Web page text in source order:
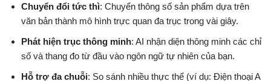
Chuyển đổi tức thì: Chuyển thông số sản phẩm dựa trên
văn bản thành mô hình trực quan đa trục trong vài giây.
Phát hiện trục thông minh: AI nhận diện thông minh các chỉ
số và thang đo từ đầu vào ngôn ngữ tự nhiên của bạn.
Hỗ trợ đa chuỗi: So sánh nhiều thực thể (ví dụ: Điện thoại A